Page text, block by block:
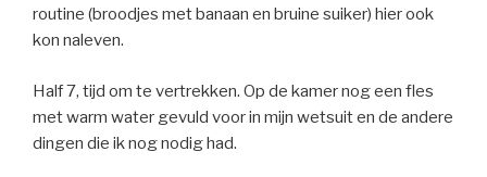
routine (broodjes met banaan en bruine suiker) hier ook
kon naleven.
Half 7, tijd om te vertrekken. Op de kamer nog een fles
met warm water gevuld voor in mijn wetsuit en de andere
dingen die ik nog nodig had.